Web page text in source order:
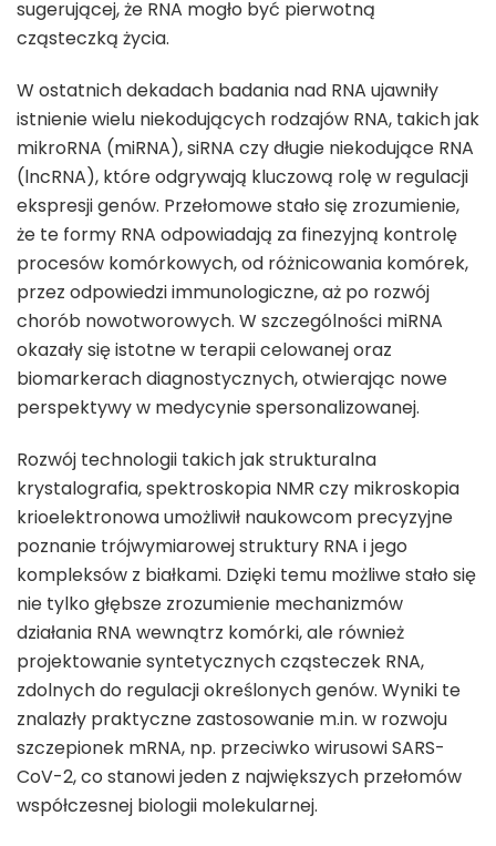
sugerującej, że RNA mogło być pierwotną
cząsteczką życia.
W ostatnich dekadach badania nad RNA ujawniły
istnienie wielu niekodujących rodzajów RNA, takich jak
mikroRNA (miRNA), siRNA czy długie niekodujące RNA
(lncRNA), które odgrywają kluczową rolę w regulacji
ekspresji genów. Przełomowe stało się zrozumienie,
że te formy RNA odpowiadają za finezyjną kontrolę
procesów komórkowych, od różnicowania komórek,
przez odpowiedzi immunologiczne, aż po rozwój
chorób nowotworowych. W szczególności miRNA
okazały się istotne w terapii celowanej oraz
biomarkerach diagnostycznych, otwierając nowe
perspektywy w medycynie spersonalizowanej.
Rozwój technologii takich jak strukturalna
krystalografia, spektroskopia NMR czy mikroskopia
krioelektronowa umożliwił naukowcom precyzyjne
poznanie trójwymiarowej struktury RNA i jego
kompleksów z białkami. Dzięki temu możliwe stało się
nie tylko głębsze zrozumienie mechanizmów
działania RNA wewnątrz komórki, ale również
projektowanie syntetycznych cząsteczek RNA,
zdolnych do regulacji określonych genów. Wyniki te
znalazły praktyczne zastosowanie m.in. w rozwoju
szczepionek mRNA, np. przeciwko wirusowi SARS-
CoV-2, co stanowi jeden z największych przełomów
współczesnej biologii molekularnej.